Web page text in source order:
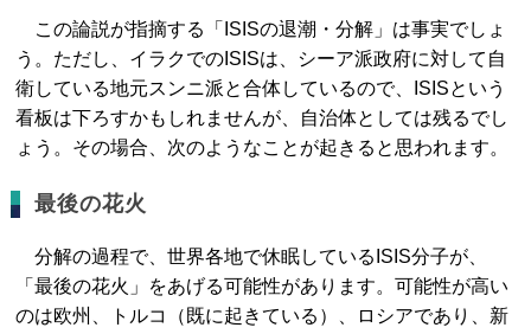
この論説が指摘する「ISISの退潮・分解」は事実でしょ
う。ただし、イラクでのISISは、シーア派政府に対して自
衛している地元スンニ派と合体しているので、ISISという
看板は下ろすかもしれませんが、自治体としては残るでし
ょう。その場合、次のようなことが起きると思われます。
最後の花火
分解の過程で、世界各地で休眠しているISIS分子が、
「最後の花火」をあげる可能性があります。可能性が高い
のは欧州、トルコ（既に起きている）、ロシアであり、新